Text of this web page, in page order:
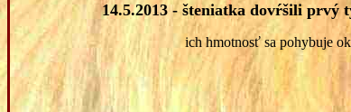
14.5.2013 - šteniatka dovŕšili prvý
ich hmotnosť sa pohybuje